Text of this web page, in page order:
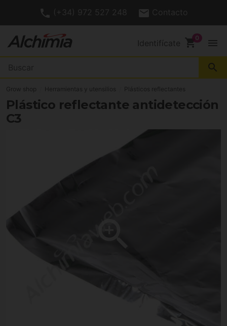
(+34) 972 527 248 Contacto
Identifícate shopping_cart menu
search
Grow shop Herramientas y utensilios Plásticos reflectantes
Plástico reflectante antidetección
C3